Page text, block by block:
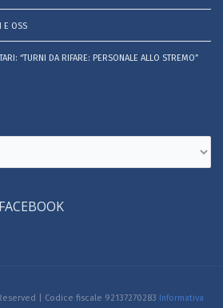
E OSS
“TURNI DA RIFARE: PERSONALE ALLO STREMO”
| Codice fiscale 92137270283 Informativa